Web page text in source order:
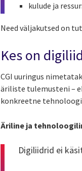
kulude ja
Need väljakutsed on
Kes on
CGI uuringus
äriliste tulemusteni –
konkreetne
Äriline ja
Digiliidrid ei